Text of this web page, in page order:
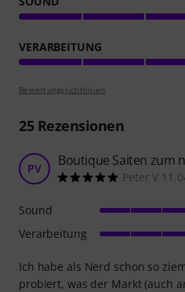
VERARBEITUNG
Bewertungsrichtlinien
25Rezensionen
PV Boutique Saiten zum
Peter V
Ich habe als Nerd schon so
probiert, was der Markt (auch
Sound
Verarbeitung